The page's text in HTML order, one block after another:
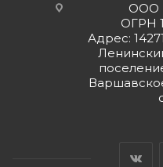
ООО
ОГРН
Адрес: